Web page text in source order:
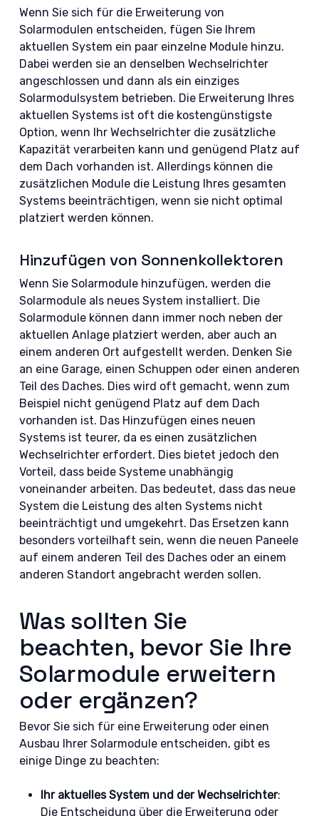
Wenn Sie sich für die Erweiterung von
Solarmodulen entscheiden, fügen Sie Ihrem
aktuellen System ein paar einzelne Module hinzu.
Dabei werden sie an denselben Wechselrichter
angeschlossen und dann als ein einziges
Solarmodulsystem betrieben. Die Erweiterung Ihres
aktuellen Systems ist oft die kostengünstigste
Option, wenn Ihr Wechselrichter die zusätzliche
Kapazität verarbeiten kann und genügend Platz auf
dem Dach vorhanden ist. Allerdings können die
zusätzlichen Module die Leistung Ihres gesamten
Systems beeinträchtigen, wenn sie nicht optimal
platziert werden können.
Hinzufügen von Sonnenkollektoren
Wenn Sie Solarmodule hinzufügen, werden die
Solarmodule als neues System installiert. Die
Solarmodule können dann immer noch neben der
aktuellen Anlage platziert werden, aber auch an
einem anderen Ort aufgestellt werden. Denken Sie
an eine Garage, einen Schuppen oder einen anderen
Teil des Daches. Dies wird oft gemacht, wenn zum
Beispiel nicht genügend Platz auf dem Dach
vorhanden ist. Das Hinzufügen eines neuen
Systems ist teurer, da es einen zusätzlichen
Wechselrichter erfordert. Dies bietet jedoch den
Vorteil, dass beide Systeme unabhängig
voneinander arbeiten. Das bedeutet, dass das neue
System die Leistung des alten Systems nicht
beeinträchtigt und umgekehrt. Das Ersetzen kann
besonders vorteilhaft sein, wenn die neuen Paneele
auf einem anderen Teil des Daches oder an einem
anderen Standort angebracht werden sollen.
Was sollten Sie
beachten, bevor Sie Ihre
Solarmodule erweitern
oder ergänzen?
Bevor Sie sich für eine Erweiterung oder einen
Ausbau Ihrer Solarmodule entscheiden, gibt es
einige Dinge zu beachten:
Ihr aktuelles System und der Wechselrichter:
Die Entscheidung über die Erweiterung oder